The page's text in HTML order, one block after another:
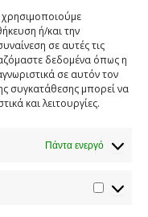
χρησιμοποιούμε
ή/και την
σε αυτές τις
δεδομένα όπως η
σε αυτόν τον
συγκατάθεσης μπορεί να
και λειτουργίες.
Πάντα ενεργό